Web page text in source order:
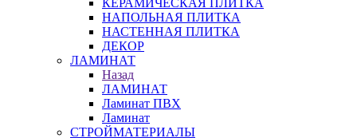
КЕРАМИЧЕСКАЯ ПЛИТКА
НАПОЛЬНАЯ ПЛИТКА
НАСТЕННАЯ ПЛИТКА
ДЕКОР
ЛАМИНАТ
Назад
ЛАМИНАТ
Ламинат ПВХ
Ламинат
СТРОЙМАТЕРИАЛЫ